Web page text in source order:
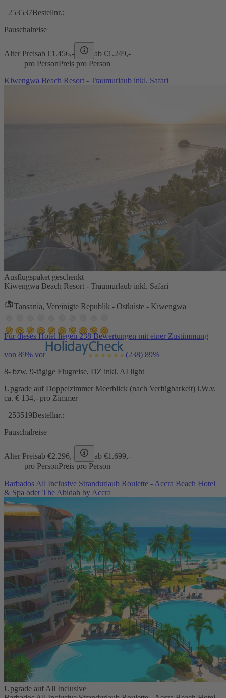
253537Bestellnr.:
Pauschalreise
Alter Preisab €1.456,- ab €1.249,-
pro PersonPreis pro Person
Kiwengwa Beach Resort - Traumurlaub inkl. Safari
Ausflugspaket geschenkt
Kiwengwa Beach Resort - Traumurlaub inkl. Safari
Tansania, Vereinigte Republik - Ostküste - Kiwengwa
Für dieses Hotel liegen 238 Bewertungen mit einer Zustimmung
von 89% vor (238) 89%
8- bzw. 9-tägige Flugreise, DZ inkl. AI light
Upgrade auf Doppelzimmer Meerblick (nach Verfügbarkeit) i.W.v.
ca. € 134,- pro Zimmer
253519Bestellnr.:
Pauschalreise
Alter Preisab €2.296,- ab €1.699,-
pro PersonPreis pro Person
Barbados All Inclusive Strandurlaub Roulette - Accra Beach Hotel
& Spa oder The Abidah by Accra
Upgrade auf All Inclusive